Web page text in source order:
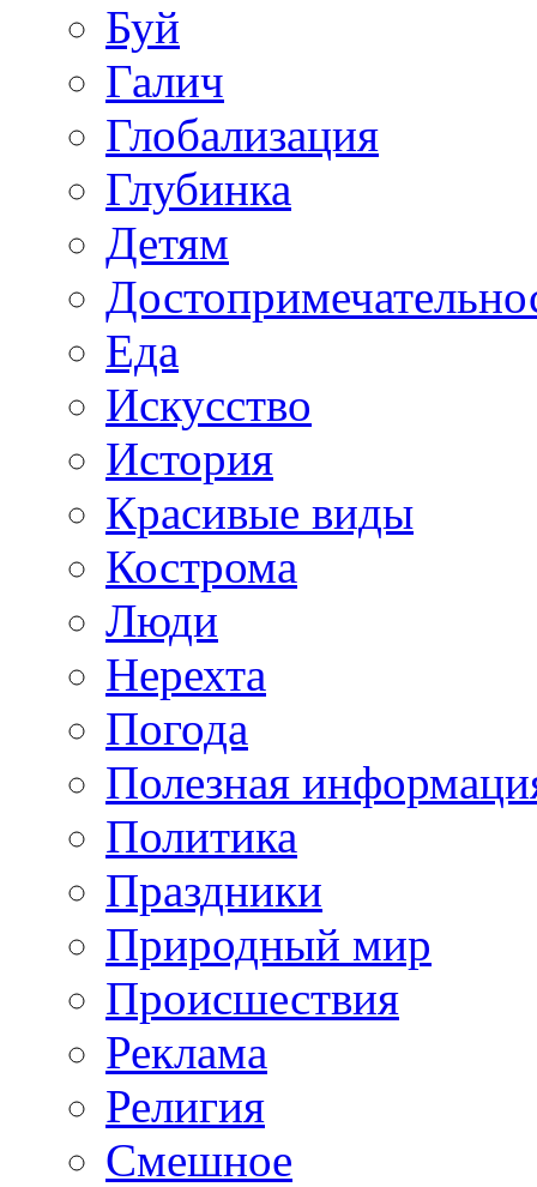
Буй
Галич
Глобализация
Глубинка
Детям
Еда
Искусство
История
Красивые виды
Кострома
Люди
Нерехта
Погода
Полезная
Политика
Праздники
Природный мир
Происшествия
Реклама
Религия
Смешное